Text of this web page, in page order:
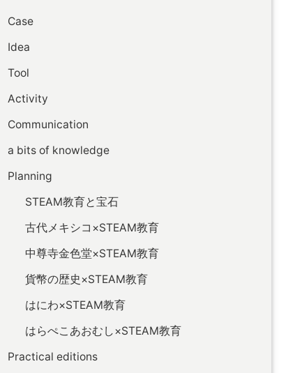
Case
Idea
Tool
Activity
Communication
a bits of knowledge
Planning
STEAM教育と宝石
古代メキシコ×STEAM教育
中尊寺金色堂×STEAM教育
貨幣の歴史×STEAM教育
はにわ×STEAM教育
はらぺこあおむし×STEAM教育
Practical editions